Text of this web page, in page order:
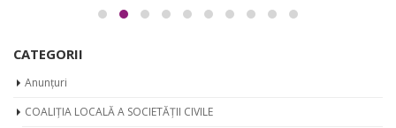
CATEGORII
Anunțuri
COALIȚIA LOCALĂ A SOCIETĂȚII CIVILE